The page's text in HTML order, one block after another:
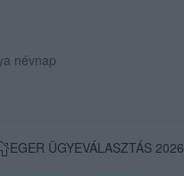
névnap
EGER ÜGYEVÁLASZTÁS 2026